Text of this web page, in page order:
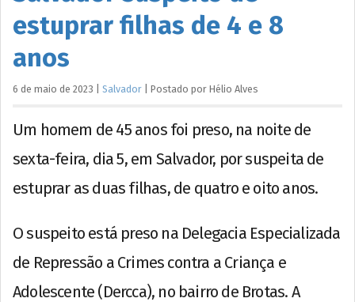
estuprar filhas de 4 e 8
anos
6 de maio de 2023 Salvador Postado por Hélio Alves
Um homem de 45 anos foi preso, na noite de
sexta-feira, dia 5, em Salvador, por suspeita de
estuprar as duas filhas, de quatro e oito anos.
O suspeito está preso na Delegacia Especializada
de Repressão a Crimes contra a Criança e
Adolescente (Dercca), no bairro de Brotas. A